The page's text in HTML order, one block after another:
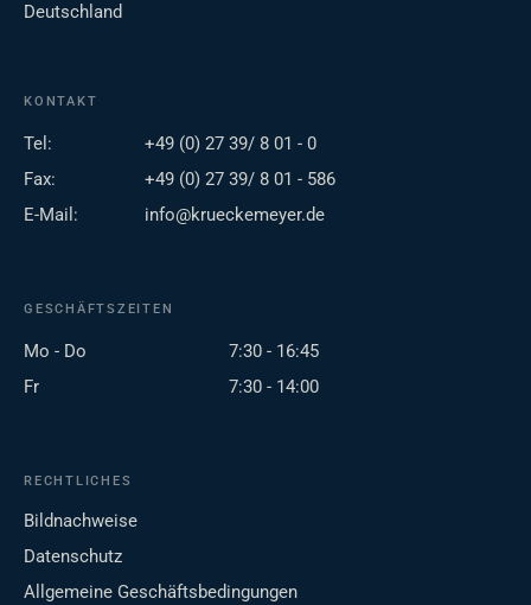
Deutschland
KONTAKT
Tel:
+49 (0) 27 39/ 8 01 - 0
Fax:
+49 (0) 27 39/ 8 01 - 586
E-Mail:
info@krueckemeyer.de
GESCHÄFTSZEITEN
Mo - Do
7:30 - 16:45
Fr
7:30 - 14:00
RECHTLICHES
Bildnachweise
Datenschutz
Allgemeine Geschäftsbedingungen